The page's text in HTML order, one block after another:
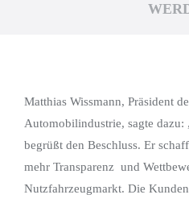
Matthias Wissmann, Präsident
Automobilindustrie, sagte
begrüßt den Beschluss. Er
mehr Transparenz und
Nutzfahrzeugmarkt. Die